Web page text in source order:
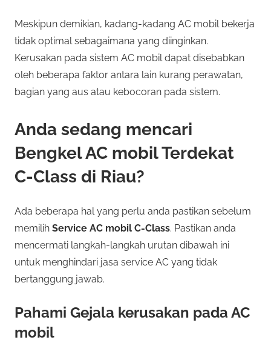
Meskipun demikian, kadang-kadang AC mobil bekerja
tidak optimal sebagaimana yang diinginkan.
Kerusakan pada sistem AC mobil dapat disebabkan
oleh beberapa faktor antara lain kurang perawatan,
bagian yang aus atau kebocoran pada sistem.
Anda sedang mencari
Bengkel AC mobil Terdekat
C-Class di Riau?
Ada beberapa hal yang perlu anda pastikan sebelum
memilih Service AC mobil C-Class. Pastikan anda
mencermati langkah-langkah urutan dibawah ini
untuk menghindari jasa service AC yang tidak
bertanggung jawab.
Pahami Gejala kerusakan pada AC
mobil